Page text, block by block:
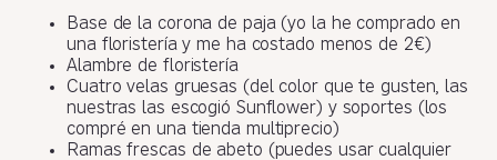
Base de la corona de paja (yo la he comprado en
una floristería y me ha costado menos de 2€)
Alambre de floristería
Cuatro velas gruesas (del color que te gusten, las
nuestras las escogió Sunflower) y soportes (los
compré en una tienda multiprecio)
Ramas frescas de abeto (puedes usar cualquier